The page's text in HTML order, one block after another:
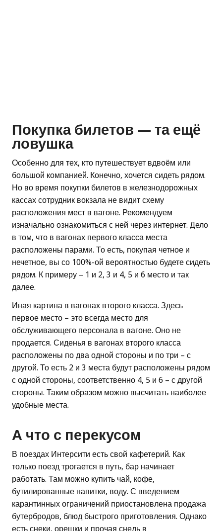
Покупка билетов — та ещё
ловушка
Особенно для тех, кто путешествует вдвоём или
большой компанией. Конечно, хочется сидеть рядом.
Но во время покупки билетов в железнодорожных
кассах сотрудник вокзала не видит схему
расположения мест в вагоне. Рекомендуем
изначально ознакомиться с ней через интернет. Дело
в том, что в вагонах первого класса места
расположены парами. То есть, покупая четное и
нечетное, вы со 100%-ой вероятностью будете сидеть
рядом. К примеру – 1 и 2, 3 и 4, 5 и 6 место и так
далее.
Иная картина в вагонах второго класса. Здесь
первое место – это всегда место для
обслуживающего персонала в вагоне. Оно не
продается. Сиденья в вагонах второго класса
расположены по два одной стороны и по три – с
другой. То есть 2 и 3 места будут расположены рядом
с одной стороны, соответственно 4, 5 и 6 – с другой
стороны. Таким образом можно высчитать наиболее
удобные места.
А что с перекусом
В поездах Интерсити есть свой кафетерий. Как
только поезд трогается в путь, бар начинает
работать. Там можно купить чай, кофе,
бутилированные напитки, воду. С введением
карантинных ограничений приостановлена продажа
бутербродов, блюд быстрого приготовления. Однако
есть снеки, орешки и прочая снедь в